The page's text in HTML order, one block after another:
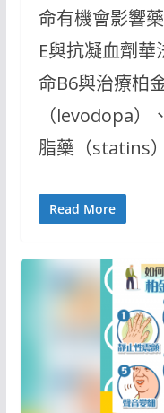
命有機會影響
E與抗凝血劑
命B6與治療柏
（levodopa）
脂藥（statins
Read More